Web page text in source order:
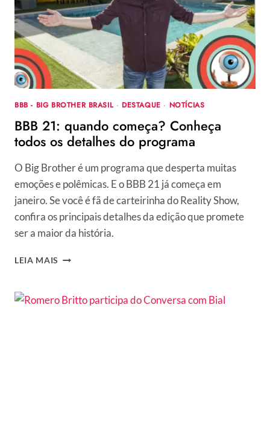
FERNANDA
LIMA
BBB - BIG BROTHER BRASIL· DESTAQUE · NOTÍCIAS
BBB 21: quando começa? Conheça
todos os detalhes do programa
O Big Brother é um programa que desperta muitas
emoções e polêmicas. E o BBB 21 já começa em
janeiro. Se você é fã de carteirinha do Reality Show,
confira os principais detalhes da edição que promete
ser a maior da história.
LEIA MAIS BBB
COMEÇA?
CONHEÇA